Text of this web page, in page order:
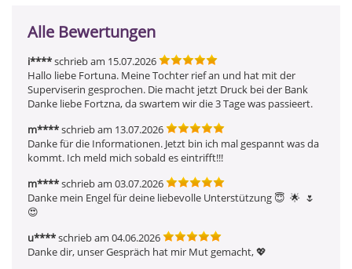
Alle Bewertungen
i****schrieb am 15.07.2026
Hallo liebe Fortuna. Meine Tochter rief an und hat mit der
Superviserin gesprochen. Die macht jetzt Druck bei der Bank
Danke liebe Fortzna, da swartem wir die 3 Tage was passieert.
m****schrieb am 13.07.2026
Danke für die Informationen. Jetzt bin ich mal gespannt was da
kommt. Ich meld mich sobald es eintrifft!!!
m****schrieb am 03.07.2026
Danke mein Engel für deine liebevolle Unterstützung 😇  🌟  🌷
😍
u****schrieb am 04.06.2026
Danke dir, unser Gespräch hat mir Mut gemacht, 💖